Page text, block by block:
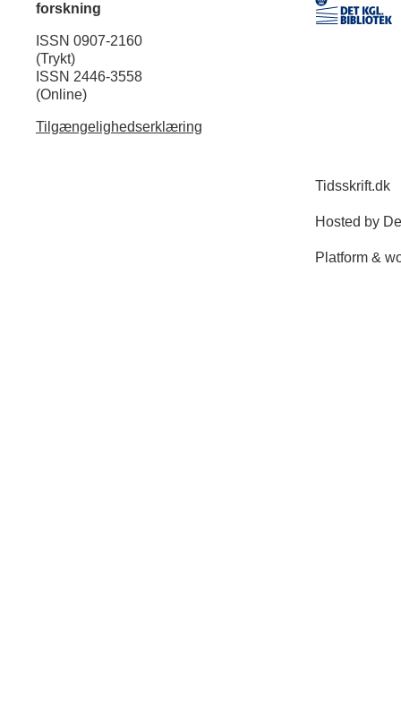
forskning
ISSN 0907-2160
(Trykt)
ISSN 2446-3558
(Online)
Tilgængelighedserklæring